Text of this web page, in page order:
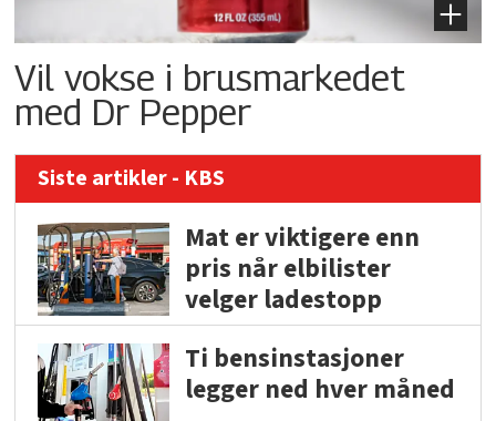
Vil vokse i brusmarkedet
med Dr Pepper
Siste artikler - KBS
Mat er viktigere enn
pris når elbilister
velger ladestopp
Ti bensinstasjoner
legger ned hver måned